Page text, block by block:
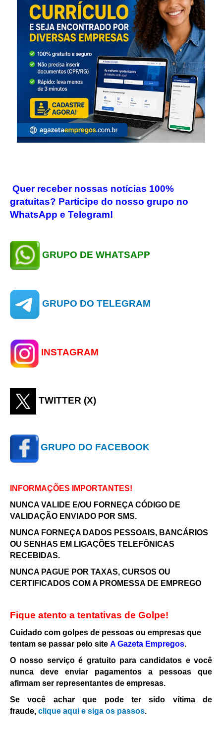
Quer receber nossas notícias 100%
gratuitas? Participe do nosso grupo no
WhatsApp e Telegram!
GRUPO DE WHATSAPP
GRUPO DO TELEGRAM
INSTAGRAM
TWITTER (X)
GRUPO DO FACEBOOK
INFORMAÇÕES IMPORTANTES!
NUNCA VALIDE E/OU FORNEÇA CÓDIGO DE
VALIDAÇÃO ENVIADO POR SMS.
NUNCA FORNEÇA DADOS PESSOAIS, BANCÁRIOS
OU SENHAS EM LIGAÇÕES TELEFÔNICAS
RECEBIDAS.
NUNCA PAGUE POR TAXAS, CURSOS OU
CERTIFICADOS COM A PROMESSA DE EMPREGO
Fique atento a tentativas de Golpe!
Cuidado com golpes de pessoas ou empresas que
tentam se passar pelo site A Gazeta Empregos.
O nosso serviço é gratuito para candidatos e você
nunca deve enviar pagamentos a pessoas que
afirmam ser representantes de empresas.
Se você achar que pode ter sido vítima de
fraude, clique aqui e siga os passos.